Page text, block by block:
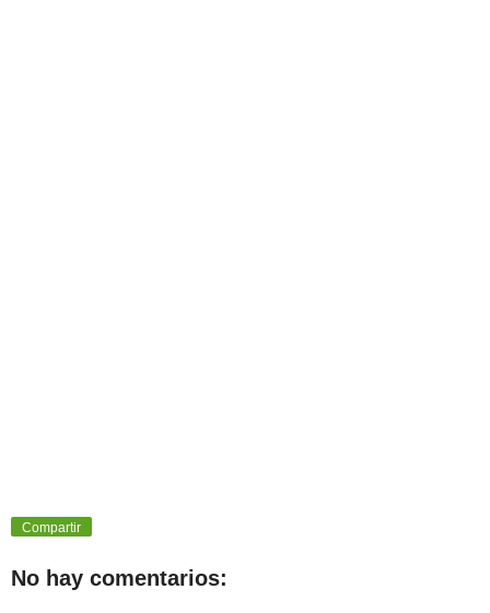
Compartir
No hay comentarios: